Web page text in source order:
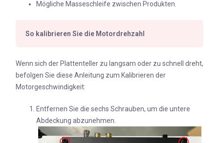
Mögliche Masseschleife zwischen Produkten.
So kalibrieren Sie die Motordrehzahl
Wenn sich der Plattenteller zu langsam oder zu schnell dreht,
befolgen Sie diese Anleitung zum Kalibrieren der
Motorgeschwindigkeit:
Entfernen Sie die sechs Schrauben, um die untere
Abdeckung abzunehmen.